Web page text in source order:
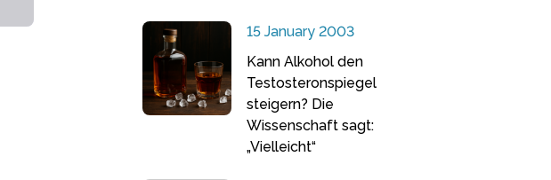
15 January 2003
Kann Alkohol den
Testosteronspiegel
steigern? Die
Wissenschaft sagt:
„Vielleicht“